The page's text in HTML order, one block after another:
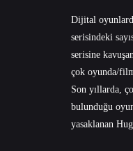
Dijital
serisindeki
serisine
çok oyunda/
Son yıllarda,
bulunduğu
yasaklanan